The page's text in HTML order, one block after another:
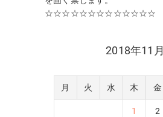
☆☆☆☆☆☆☆☆☆☆☆☆☆
2018年11月
月 火 水 木 金
1 2